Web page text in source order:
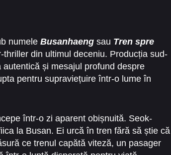
numele Busanhaeng sau Tren spre
din ultimul deceniu. Producția sud-
și mesajul profund despre
pentru supraviețuire într-o lume în
într-o zi aparent obișnuită. Seok-
la Busan. Ei urcă în tren fără să știe că
ce trenul capătă viteză, un pasager